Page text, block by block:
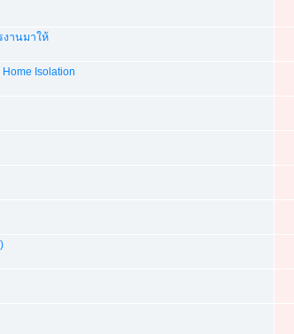
งานมาให้
Isolation